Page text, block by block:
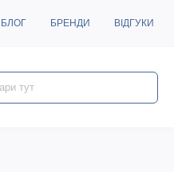
БЛОГ БРЕНДИ ВІДГУКИ